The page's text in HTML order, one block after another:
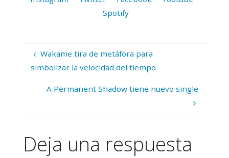
Spotify
Wakame tira de metáfora para
simbolizar la velocidad del tiempo
A Permanent Shadow tiene nuevo single
Deja una respuesta